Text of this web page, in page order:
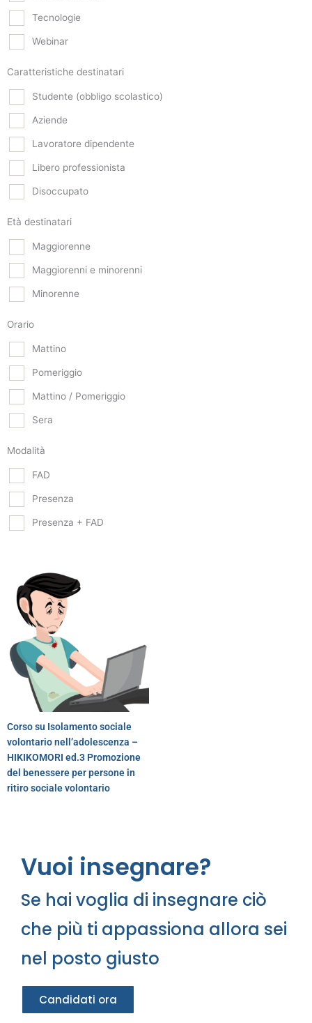
Tecnologie
Webinar
Caratteristiche destinatari
Studente (obbligo scolastico)
Aziende
Lavoratore dipendente
Libero professionista
Disoccupato
Età destinatari
Maggiorenne
Maggiorenni e minorenni
Minorenne
Orario
Mattino
Pomeriggio
Mattino / Pomeriggio
Sera
Modalità
FAD
Presenza
Presenza + FAD
Corso su Isolamento sociale
volontario nell’adolescenza –
HIKIKOMORI ed.3 Promozione
del benessere per persone in
ritiro sociale volontario
Vuoi insegnare?
Se hai voglia di insegnare ciò
che più ti appassiona allora sei
nel posto giusto
Candidati ora